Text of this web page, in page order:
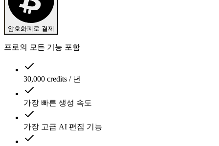
암호화폐로 결제
프로의 모든 기능 포함
30,000 credits / 년
가장 빠른 생성 속도
가장 고급 AI 편집 기능